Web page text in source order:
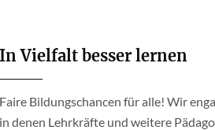
In Vielfalt besser lernen
Faire Bildungschancen für alle! Wir
in denen Lehrkräfte und weitere